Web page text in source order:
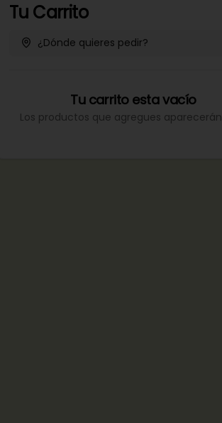
Tu Carrito
¿Dónde quieres pedir?
Tu carrito esta vacío
Los productos que agregues